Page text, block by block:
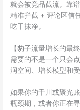
就会被竞品截流。靠
精准拦截 + 评论区信
吃干抹净。
【豹子流量增长的最
需要的不是一个只会
润空间、增长模型和
如果你的千川或聚光
瓶颈期，或者你正在